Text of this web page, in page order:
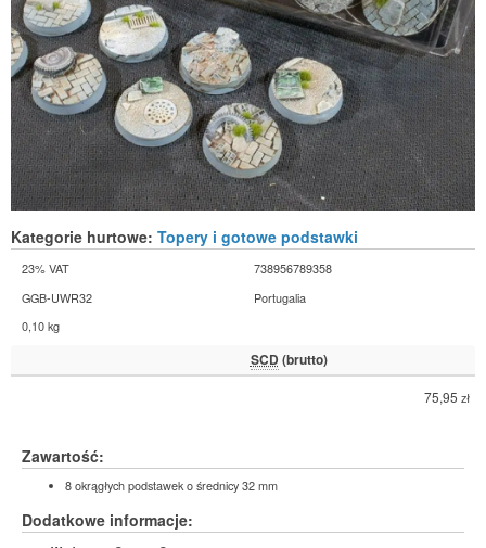
Kategorie hurtowe: Topery i gotowe podstawki
23% VAT
738956789358
GGB-UWR32
Portugalia
0,10 kg
SCD (brutto)
75,95 zł
Zawartość:
8 okrągłych podstawek o średnicy 32 mm
Dodatkowe informacje: